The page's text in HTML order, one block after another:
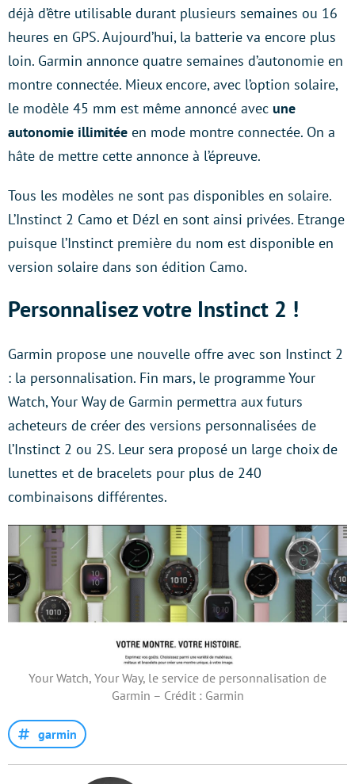
déjà d’être utilisable durant plusieurs semaines ou 16
heures en GPS. Aujourd’hui, la batterie va encore plus
loin. Garmin annonce quatre semaines d’autonomie en
montre connectée. Mieux encore, avec l’option solaire,
le modèle 45 mm est même annoncé avec une
autonomie illimitée en mode montre connectée. On a
hâte de mettre cette annonce à l’épreuve.
Tous les modèles ne sont pas disponibles en solaire.
L’Instinct 2 Camo et Dézl en sont ainsi privées. Etrange
puisque l’Instinct première du nom est disponible en
version solaire dans son édition Camo.
Personnalisez votre Instinct 2 !
Garmin propose une nouvelle offre avec son Instinct 2
: la personnalisation. Fin mars, le programme Your
Watch, Your Way de Garmin permettra aux futurs
acheteurs de créer des versions personnalisées de
l’Instinct 2 ou 2S. Leur sera proposé un large choix de
lunettes et de bracelets pour plus de 240
combinaisons différentes.
Your Watch, Your Way, le service de personnalisation de
Garmin – Crédit : Garmin
garmin